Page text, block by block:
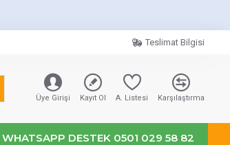
Teslimat Bilgisi
Üye Girişi Kayıt Ol A. Listesi Karşılaştırma
WHATSAPP DESTEK 0501 029 58 82